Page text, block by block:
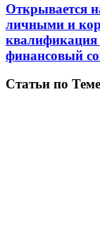
Открывается
личными и
финансовый
Статьи по Теме